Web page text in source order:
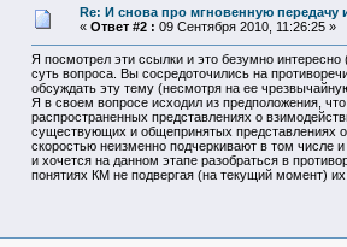
Re: И снова про мгновенную
« Ответ #2 : 09 Сентября 2010, 11:26:25 »
Я посмотрел эти ссылки и это безумно
суть вопроса. Вы сосредоточились на
обсуждать эту тему (несмотря на ее
Я в своем вопросе исходил из предположения,
распространенных представлениях о
существующих и общепринятых представлениях
скоростью неизменно подчеркивают в том числе
и хочется на данном этапе разобраться в
понятиях КМ не подвергая (на текущий момент)